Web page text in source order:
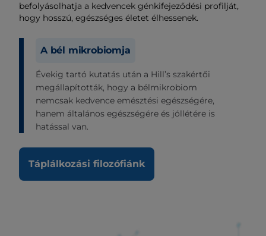
befolyásolhatja a kedvencek génkifejeződési profilját,
hogy hosszú, egészséges életet élhessenek.
A bél mikrobiomja
Évekig tartó kutatás után a Hill’s szakértői
megállapították, hogy a bélmikrobiom
nemcsak kedvence emésztési egészségére,
hanem általános egészségére és jóllétére is
hatással van.
Táplálkozási filozófiánk